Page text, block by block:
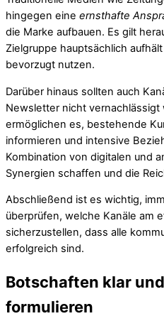
hingegen eine ernsthafte
die Marke aufbauen. Es gilt
Zielgruppe hauptsächlich
bevorzugt nutzen.
Darüber hinaus sollten auch
Newsletter nicht
ermöglichen es, bestehende
informieren und intensive
Kombination von digitalen und
Synergien schaffen und die
Abschließend ist es wichtig,
überprüfen, welche Kanäle am
sicherzustellen, dass alle
erfolgreich sind.
Botschaften klar
formulieren